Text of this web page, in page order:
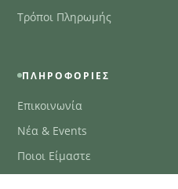
Τρόποι Πληρωμής
ΠΛΗΡΟΦΟΡΊΕΣ
Επικοινωνία
Νέα & Events
Ποιοι Είμαστε